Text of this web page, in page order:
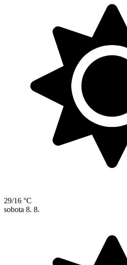
29/16 °C
sobota 8. 8.